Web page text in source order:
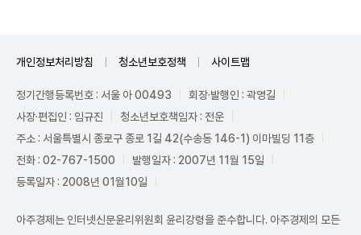
개인정보처리방침 청소년보호정책 사이트맵
정기간행등록번호 : 서울 아 00493
회장·발행인 : 곽영길
사장·편집인 : 임규진
청소년보호책임자 : 전운
주소 : 서울특별시 종로구 종로 1길 42(수송동 146-1) 이마빌딩 11층
전화 : 02-767-1500
발행일자 : 2007년 11월 15일
등록일자 : 2008년 01월10일
아주경제는 인터넷신문윤리위원회 윤리강령을 준수합니다. 아주경제의 모든